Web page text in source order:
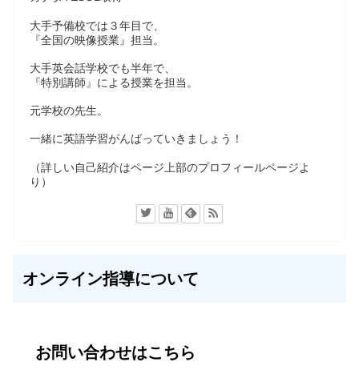
大手予備校では３年目で、
『全国の映像授業』担当。
大手英会話学校でも半年で、
『特別講師』による授業を担当。
元学校の先生。
一緒に英語学習がんばっていきましょう！
（詳しい自己紹介はページ上部のプロフィールページよ
り）
オンライン指導について
お問い合わせはこちら